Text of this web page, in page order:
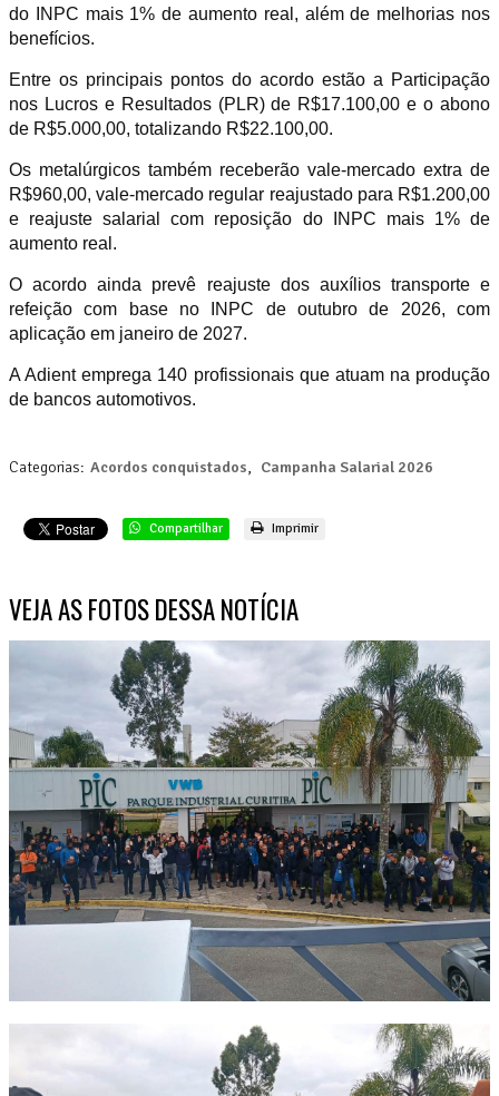
do INPC mais 1% de aumento real, além de melhorias nos
benefícios.
Entre os principais pontos do acordo estão a Participação
nos Lucros e Resultados (PLR) de R$17.100,00 e o abono
de R$5.000,00, totalizando R$22.100,00.
Os metalúrgicos também receberão vale-mercado extra de
R$960,00, vale-mercado regular reajustado para R$1.200,00
e reajuste salarial com reposição do INPC mais 1% de
aumento real.
O acordo ainda prevê reajuste dos auxílios transporte e
refeição com base no INPC de outubro de 2026, com
aplicação em janeiro de 2027.
A Adient emprega 140 profissionais que atuam na produção
de bancos automotivos.
Categorias: Acordos conquistados, Campanha Salarial 2026
Compartilhar Imprimir
VEJA AS FOTOS DESSA NOTÍCIA